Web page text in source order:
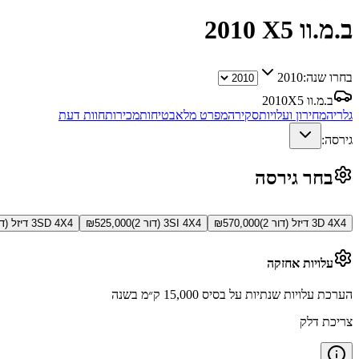
ב.מ.וו X5 2010
בחרו שנה:2010
ב.מ.וו X5
2010
גלריהמחירון ועלויותסקירהמפרט מלאבטיחותמכירותחוות דעת
גירסה:
בחר גירסה
3D 4X4 דיזל (דור 2) ₪570,000 3SI 4X4 (דור 2) ₪525,000 3SD 4X4 דיזל (דור 2)
עלויות אחזקה
הערכת עלויות שנתיות על בסיס 15,000 ק״מ בשנה
צריכת דלק